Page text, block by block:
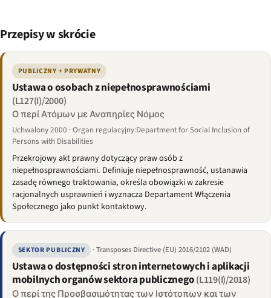
Przepisy w skrócie
PUBLICZNY + PRYWATNY
Ustawa o osobach z niepełnosprawnościami
(L127(I)/2000)
Ο περί Ατόμων με Αναπηρίες Νόμος
Uchwalony 2000 · Organ regulacyjny:Department for Social Inclusion of
Persons with Disabilities
Przekrojowy akt prawny dotyczący praw osób z
niepełnosprawnościami. Definiuje niepełnosprawność, ustanawia
zasadę równego traktowania, określa obowiązki w zakresie
racjonalnych usprawnień i wyznacza Departament Włączenia
Społecznego jako punkt kontaktowy.
SEKTOR PUBLICZNY · Transposes Directive (EU) 2016/2102 (WAD)
Ustawa o dostępności stron internetowych i aplikacji
mobilnych organów sektora publicznego(L119(I)/2018)
Ο περί της Προσβασιμότητας των Ιστότοπων και των